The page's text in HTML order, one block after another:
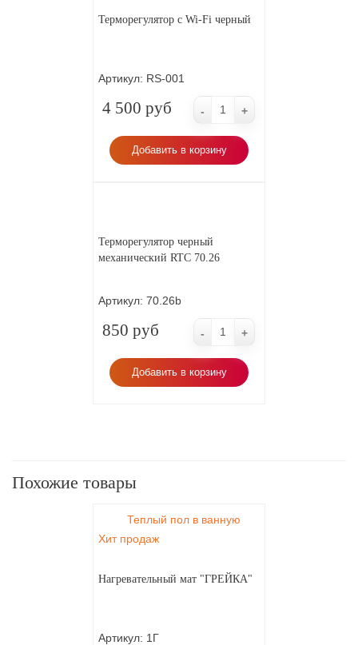
Терморегулятор с Wi-Fi черный
Артикул: RS-001
4 500 руб - +
Добавить в корзину
Терморегулятор черный
механический RTC 70.26
Артикул: 70.26b
850 руб - +
Добавить в корзину
Похожие товары
Теплый пол в ванную
Хит продаж
Нагревательный мат "ГРЕЙКА"
Артикул: 1Г